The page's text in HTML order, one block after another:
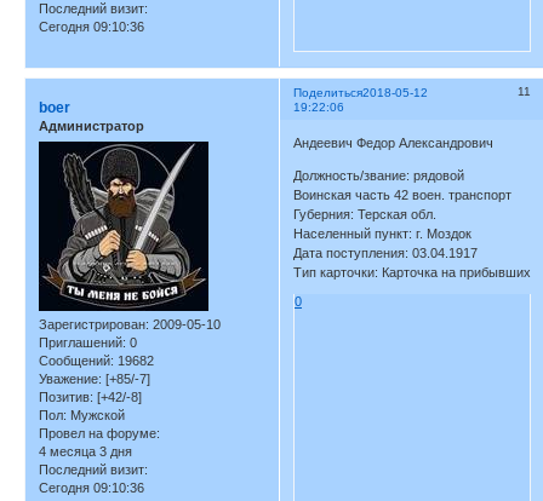
Последний визит:
Сегодня 09:10:36
Поделиться 11
2018-05-12
19:22:06
boer
Администратор
Зарегистрирован: 2009-05-10
Приглашений: 0
Сообщений: 19682
Уважение: [+85/-7]
Позитив: [+42/-8]
Пол: Мужской
Провел на форуме:
4 месяца 3 дня
Последний визит:
Сегодня 09:10:36
Андеевич Федор Александрович
Должность/звание: рядовой
Воинская часть 42 воен. транспорт
Губерния: Терская обл.
Населенный пункт: г. Моздок
Дата поступления: 03.04.1917
Тип карточки: Карточка на прибывших
0